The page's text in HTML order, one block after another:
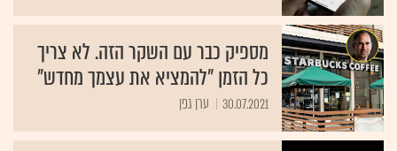
מספיק כבר עם השקר הזה. לא צריך
כל הזמן "להמציא את עצמך מחדש"
30.07.2021 ערן גפן